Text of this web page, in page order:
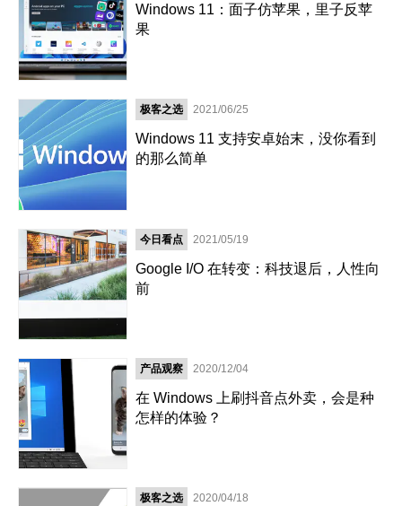
Windows 11：面子仿苹果，里子反苹
果
极客之选 2021/06/25
Windows 11 支持安卓始末，没你看到
的那么简单
今日看点 2021/05/19
Google I/O 在转变：科技退后，人性向
前
产品观察 2020/12/04
在 Windows 上刷抖音点外卖，会是种
怎样的体验？
极客之选 2020/04/18